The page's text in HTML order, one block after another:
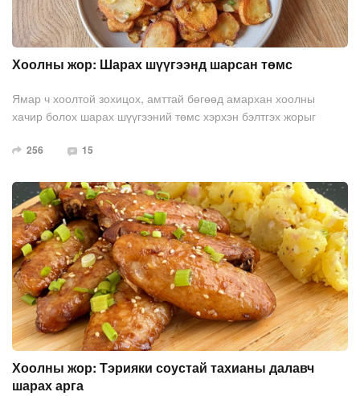
Хоолны жор: Шарах шүүгээнд шарсан төмс
Ямар ч хоолтой зохицох, амттай бөгөөд амархан хоолны
хачир болох шарах шүүгээний төмс хэрхэн бэлтгэх жорыг
256 15
Хоолны жор: Тэрияки соустай тахианы далавч
шарах арга